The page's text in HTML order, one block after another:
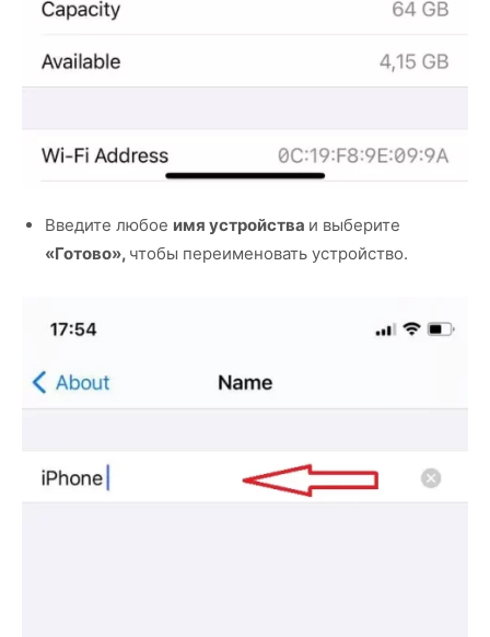
Введите любое имя устройства и выберите
«Готово», чтобы переименовать устройство.